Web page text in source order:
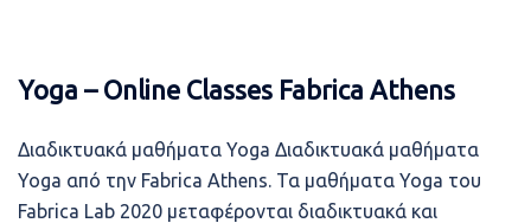
Yoga – Online Classes Fabrica Athens
Διαδικτυακά μαθήματα Yoga Διαδικτυακά μαθήματα
Yoga από την Fabrica Athens. Τα μαθήματα Yoga του
Fabrica Lab 2020 μεταφέρονται διαδικτυακά και